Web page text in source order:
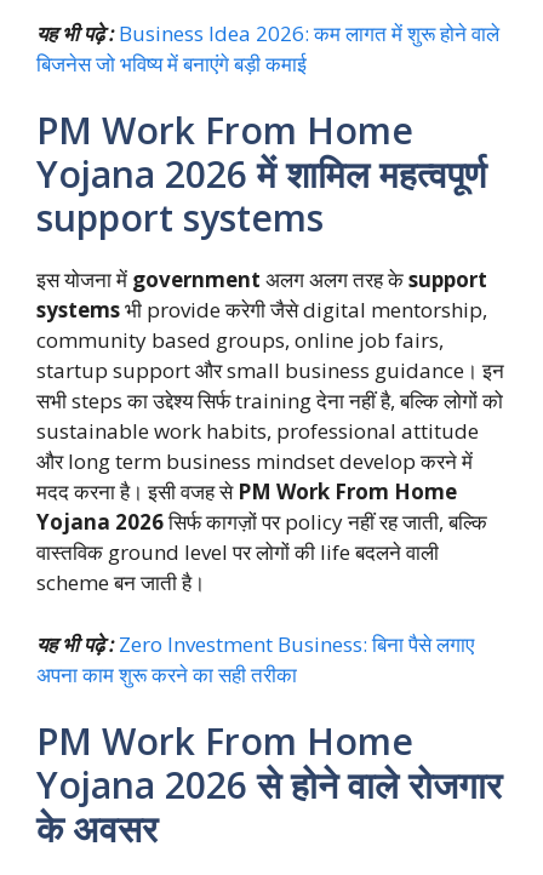
यह भी पढ़े :Business Idea 2026: कम लागत में शुरू होने वाले
बिजनेस जो भविष्य में बनाएंगे बड़ी कमाई
PM Work From Home
Yojana 2026 में शामिल महत्वपूर्ण
support systems
इस योजना में government अलग अलग तरह केsupport
systemsभी provide करेगी जैसे digital mentorship,
community based groups, online job fairs,
startup support और small business guidance। इन
सभी steps का उद्देश्य सिर्फ training देना नहीं है, बल्कि लोगों को
sustainable work habits, professional attitude
और long term business mindset develop करने में
मदद करना है। इसी वजह से PM Work From Home
Yojana 2026सिर्फ कागज़ों पर policy नहीं रह जाती, बल्कि
वास्तविक ground level पर लोगों की life बदलने वाली
scheme बन जाती है।
यह भी पढ़े : Zero Investment Business: बिना पैसे लगाए
अपना काम शुरू करने का सही तरीका
PM Work From Home
Yojana 2026 से होने वाले रोजगार
के अवसर